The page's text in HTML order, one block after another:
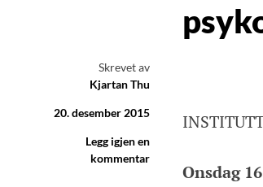
Skrevet av
Kjartan Thu
20. desember 2015
Legg igjen en
kommentar
Onsdag